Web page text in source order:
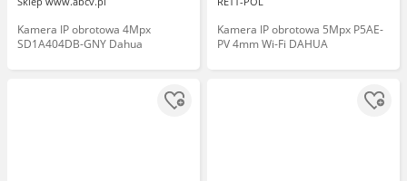
Kamera IP obrotowa 4Mpx
SD1A404DB-GNY Dahua
Kamera IP obrotowa 5Mpx P5AE-
PV 4mm Wi-Fi DAHUA